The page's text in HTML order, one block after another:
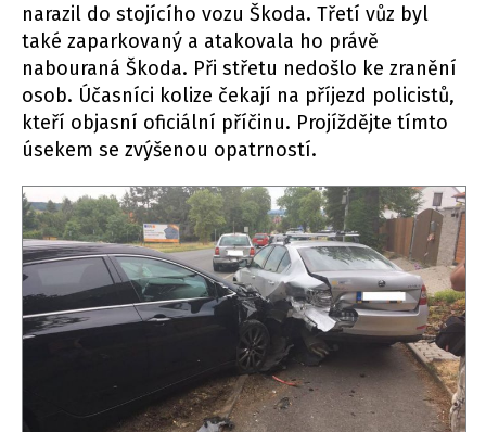
narazil do stojícího vozu Škoda. Třetí vůz byl
také zaparkovaný a atakovala ho právě
nabouraná Škoda. Při střetu nedošlo ke zranění
osob. Účasníci kolize čekají na příjezd policistů,
kteří objasní oficiální příčinu. Projíždějte tímto
úsekem se zvýšenou opatrností.